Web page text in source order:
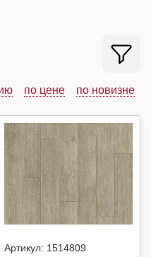
по цене по новизне
Артикул: 1514809